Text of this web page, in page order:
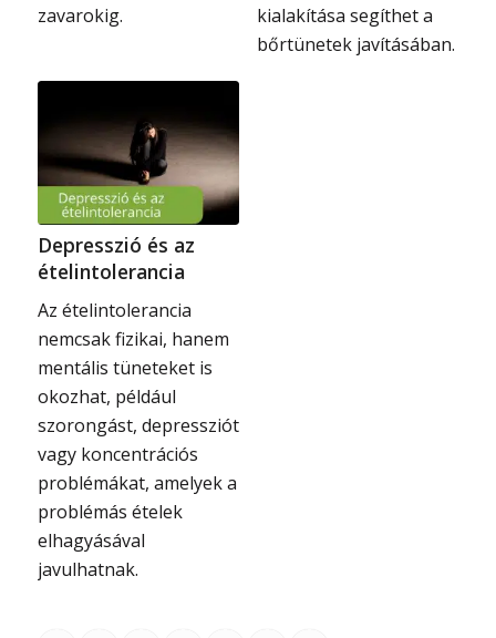
zavarokig.
kialakítása segíthet a
bőrtünetek javításában.
Depresszió és az
ételintolerancia
Az ételintolerancia
nemcsak fizikai, hanem
mentális tüneteket is
okozhat, például
szorongást, depressziót
vagy koncentrációs
problémákat, amelyek a
problémás ételek
elhagyásával
javulhatnak.